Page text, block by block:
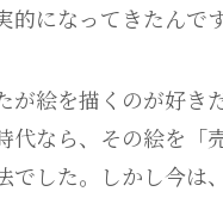
的になってきたんで
が絵を描くのが好き
代なら、その絵を「
でした。しかし今は